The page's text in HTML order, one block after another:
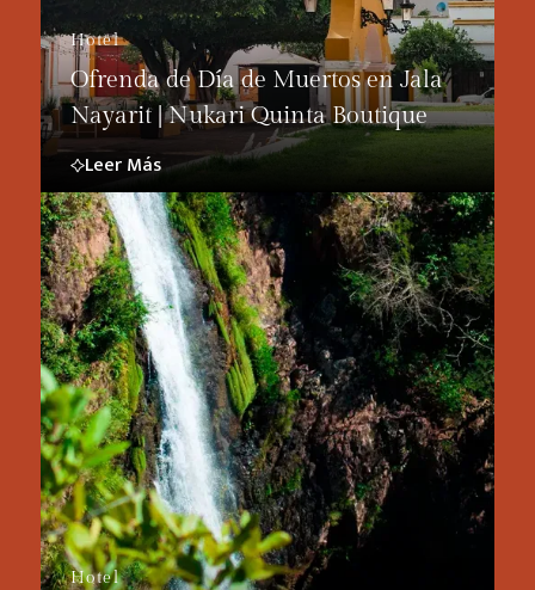
Hotel
Ofrenda de Día de Muertos en Jala
Nayarit | Nukari Quinta Boutique
Leer Más
Hotel